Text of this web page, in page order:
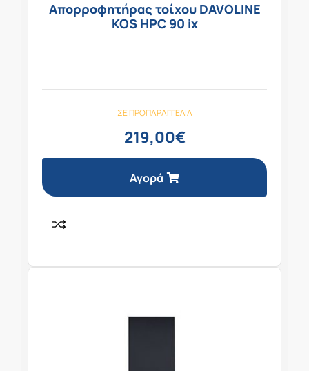
Απορροφητήρας τοίχου DAVOLINE
KOS HPC 90 ix
ΣΕ ΠΡΟΠΑΡΑΓΓΕΛΊΑ
219,00€
Αγορά